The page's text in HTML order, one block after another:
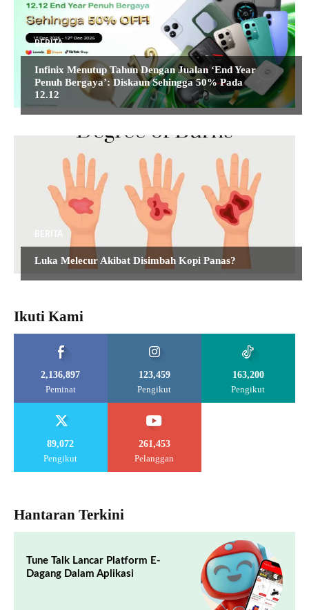
BERITA
Infinix Menutup Tahun Dengan Jualan ‘End Year
Penuh Bergaya’: Diskaun Sehingga 50% Pada
12.12
Luka Melecur Akibat Disimbah Kopi Panas?
Ikuti Kami
2,136,897
Peminat
123,459
Pengikut
163,200
Pengikut
89,072
Pengikut
261,453
Pelanggan
Hantaran Terkini
Tune Talk Lancar Platform E-
Dagang Dalam Aplikasi